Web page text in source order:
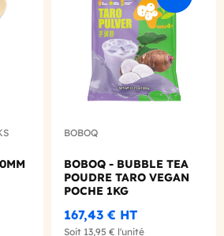
BOBOQ
BOBOQ - BUBBLE TEA
POUDRE TARO VEGAN
POCHE 1KG
167,43 € HT
Soit 13,95 € l'unité